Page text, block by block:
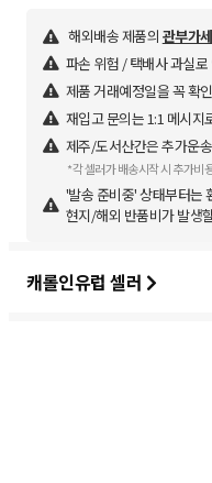
해외배송 제품의 관부가
파손 위험 / 택배사 과실
제품 거래예정일을 꼭 확
재입고 문의는 1:1 메시지
제주/도서산간은 추가운
*각 셀러가 배송시작 시 추가비
'발송 준비중' 상태부터는
현지/해외 반품비가 발생
캐롤인유럽 셀러